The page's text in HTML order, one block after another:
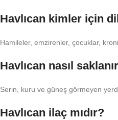
Havlıcan kimler için
Hamileler, emzirenler, çocuklar,
Havlıcan nasıl
Serin, kuru ve güneş görmeyen
Havlıcan ilaç mıdır?